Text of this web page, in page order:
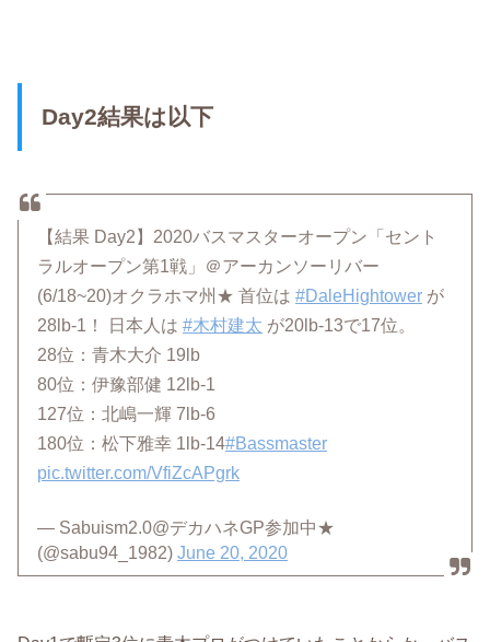
Day2結果は以下
【結果 Day2】2020バスマスターオープン「セント
ラルオープン第1戦」＠アーカンソーリバー
(6/18~20)オクラホマ州★ 首位は#DaleHightower が
28lb-1！ 日本人は#木村建太 が20lb-13で17位。
28位：青木大介 19lb
80位：伊豫部健 12lb-1
127位：北嶋一輝 7lb-6
180位：松下雅幸 1lb-14#Bassmaster
pic.twitter.com/VfiZcAPgrk
— Sabuism2.0@デカハネGP参加中★
(@sabu94_1982)June 20, 2020